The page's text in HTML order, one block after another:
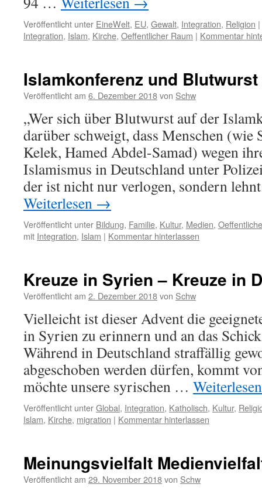
Veröffentlicht unter EineWelt, EU, Gewalt, Integration, Religion |
Integration, Islam, Kirche, Oeffentlicher Raum | Kommentar
Islamkonferenz und Blutwurst
Veröffentlicht am 6. Dezember 2018von Schw
„Wer sich über Blutwurst auf der
darüber schweigt, dass Menschen (wie
Kelek, Hamed Abdel-Samad) wegen
Islamismus in Deutschland unter
der ist nicht nur verlogen, sondern
Weiterlesen →
Veröffentlicht unter Bildung, Familie, Kultur, Medien,
mit Integration, Islam | Kommentar hinterlassen
Kreuze in Syrien – Kreuze in D
Veröffentlicht am 2. Dezember 2018von Schw
Vielleicht ist dieser Advent die
in Syrien zu erinnern und an das
Während in Deutschland straffällig
abgeschoben werden dürfen, kommt
möchte unsere syrischen …
Veröffentlicht unterGlobal, Integration, Katholisch, Kultur,
Islam, Kirche, migration | Kommentar hinterlassen
Meinungsvielfalt
Veröffentlicht am 29. November 2018von Schw